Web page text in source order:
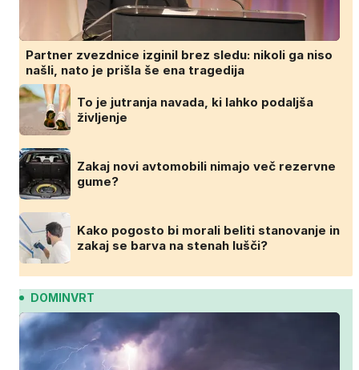
Partner zvezdnice izginil brez sledu: nikoli ga niso
našli, nato je prišla še ena tragedija
To je jutranja navada, ki lahko podaljša
življenje
Zakaj novi avtomobili nimajo več rezervne
gume?
Kako pogosto bi morali beliti stanovanje in
zakaj se barva na stenah lušči?
DOMINVRT